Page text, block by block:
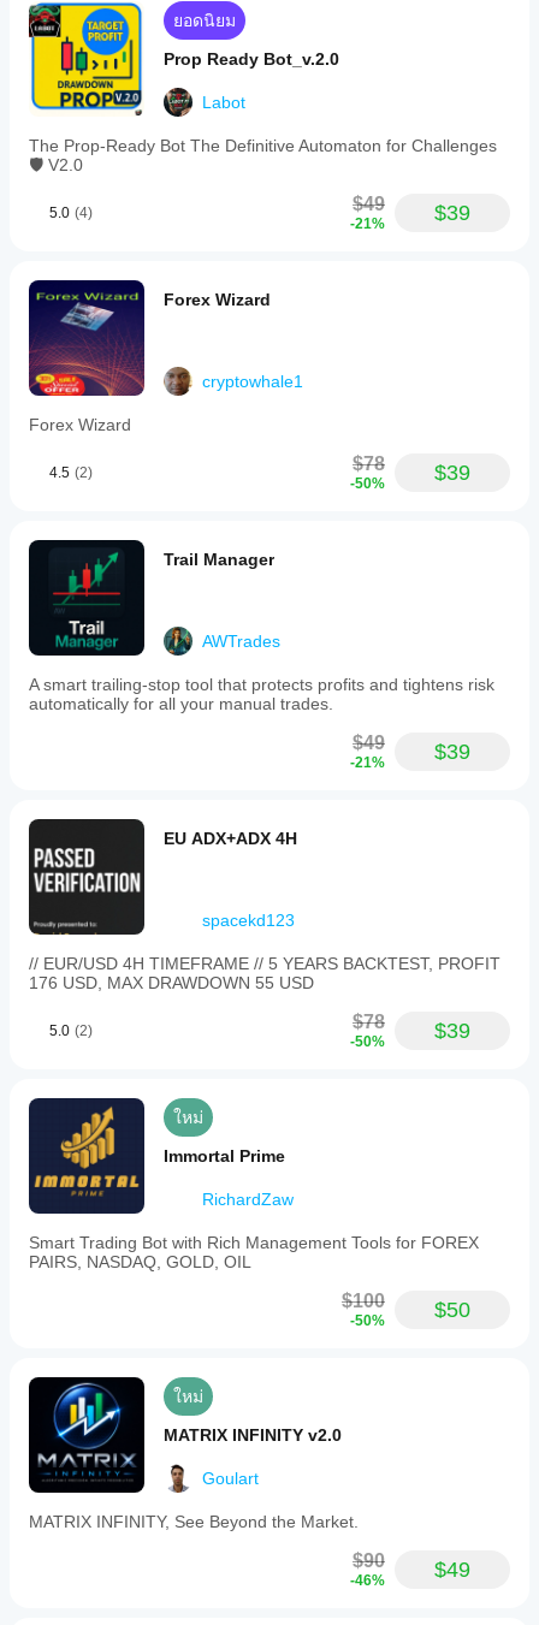
ยอดนิยม
Prop Ready Bot_v.2.0
Labot
The Prop-Ready Bot The Definitive Automaton for Challenges
🛡️ V2.0
5.0 (4) $49
-21% $39
Forex Wizard
cryptowhale1
Forex Wizard
4.5 (2) $78
-50% $39
Trail Manager
AWTrades
A smart trailing-stop tool that protects profits and tightens risk
automatically for all your manual trades.
$49
-21% $39
EU ADX+ADX 4H
spacekd123
// EUR/USD 4H TIMEFRAME // 5 YEARS BACKTEST, PROFIT
176 USD, MAX DRAWDOWN 55 USD
5.0 (2) $78
-50% $39
ใหม่
Immortal Prime
RichardZaw
Smart Trading Bot with Rich Management Tools for FOREX
PAIRS, NASDAQ, GOLD, OIL
$100
-50% $50
ใหม่
MATRIX INFINITY v2.0
Goulart
MATRIX INFINITY, See Beyond the Market.
$90
-46% $49